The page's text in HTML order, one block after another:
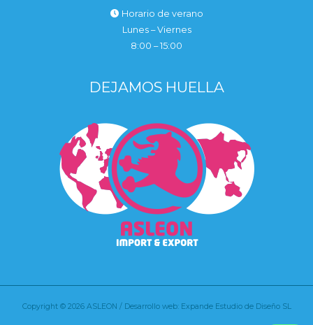
Horario de verano
Lunes – Viernes
8:00 – 15:00
DEJAMOS HUELLA
Copyright © 2026 ASLEON / Desarrollo web: Expande Estudio de Diseño SL